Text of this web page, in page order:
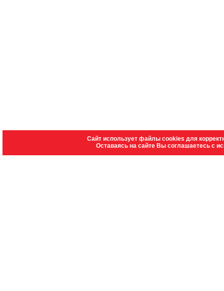
Сайт использует файлы cookies для
Оставаясь на сайте Вы соглашаетесь с